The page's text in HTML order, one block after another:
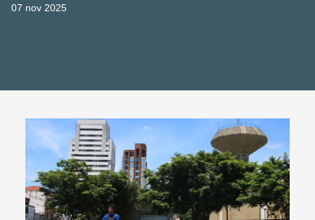
07 nov 2025